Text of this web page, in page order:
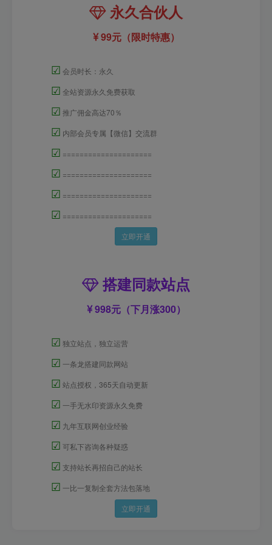
永久合伙人
99元（限时特惠）
☑ 会员时长：永久
☑ 全站资源永久免费获取
☑ 推广佣金高达70％
☑ 内部会员专属【微信】交流群
☑ =====================
☑ =====================
☑ =====================
☑ =====================
立即开通
搭建同款站点
998元（下月涨300）
☑ 独立站点，独立运营
☑ 一条龙搭建同款网站
☑ 站点授权，365天自动更新
☑ 一手无水印资源永久免费
☑ 九年互联网创业经验
☑ 可私下咨询各种疑惑
☑ 支持站长再招自己的站长
☑ 一比一复制全套方法包落地
立即开通